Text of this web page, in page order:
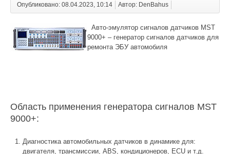
Опубликовано: 08.04.2023, 10:14
Автор: DenBahus
Авто-эмулятор сигналов датчиков MST
9000+ – генератор сигналов датчиков для
ремонта ЭБУ автомобиля
Область применения генератора сигналов MST
9000+:
Диагностика автомобильных датчиков в динамике для:
двигателя, трансмиссии, ABS, кондиционеров, ECU и т.д.